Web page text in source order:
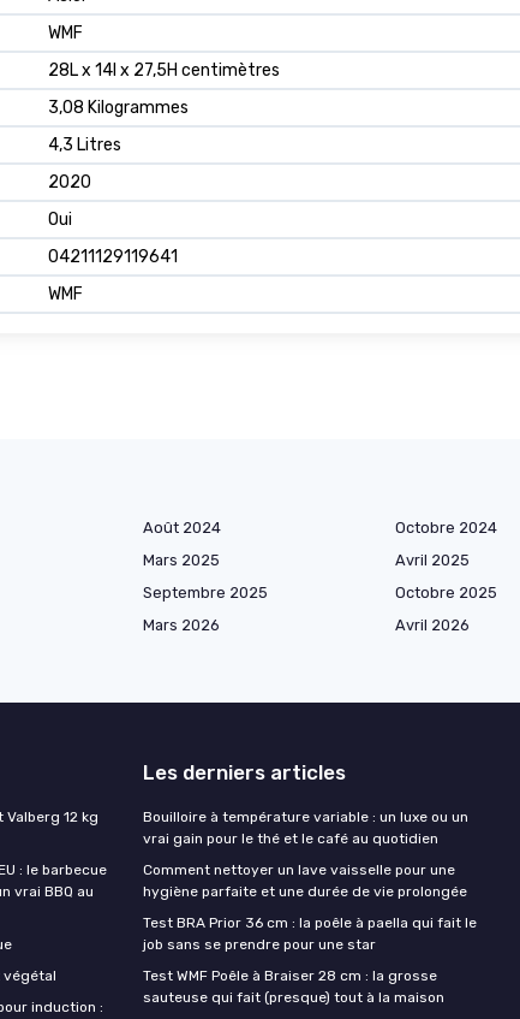
WMF
28L x 14l x 27,5H centimètres
3,08 Kilogrammes
4,3 Litres
2020
Oui
04211129119641
WMF
Août 2024 Octobre 2024
Mars 2025 Avril 2025
Septembre 2025 Octobre 2025
Mars 2026 Avril 2026
12 kg
: le barbecue
vrai BBQ au
végétal
induction :
Les derniers articles
Bouilloire à température variable : un luxe ou un
vrai gain pour le thé et le café au quotidien
Comment nettoyer un lave vaisselle pour une
hygiène parfaite et une durée de vie prolongée
Test BRA Prior 36 cm : la poêle à paella qui fait le
job sans se prendre pour une star
Test WMF Poêle à Braiser 28 cm : la grosse
sauteuse qui fait (presque) tout à la maison